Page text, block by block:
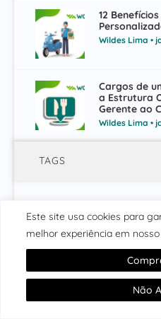
Este site usa cookies para
melhor experiência em
Não
12
Wildes Lima
Cargos de
a Estrutura
Gerente ao
Wildes Lima
TAGS
Aplicativo De Delivery De
Aplicativo De Delivery De
Aplicativo De Delivery Para
Aplicativo De Delivery
Aplicativo Mobile
Aplicativo